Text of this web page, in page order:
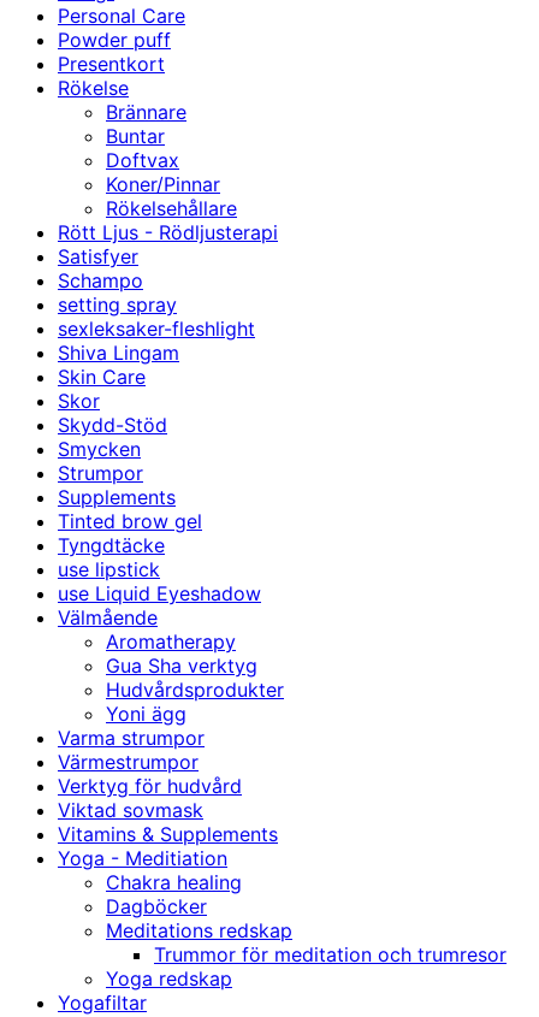
Personal Care
Powder puff
Presentkort
Rökelse
Brännare
Buntar
Doftvax
Koner/Pinnar
Rökelsehållare
Rött Ljus - Rödljusterapi
Satisfyer
Schampo
setting spray
sexleksaker-fleshlight
Shiva Lingam
Skin Care
Skor
Skydd-Stöd
Smycken
Strumpor
Supplements
Tinted brow gel
Tyngdtäcke
use lipstick
use Liquid Eyeshadow
Välmående
Aromatherapy
Gua Sha verktyg
Hudvårdsprodukter
Yoni ägg
Varma strumpor
Värmestrumpor
Verktyg för hudvård
Viktad sovmask
Vitamins & Supplements
Yoga - Meditiation
Chakra healing
Dagböcker
Meditations redskap
Trummor för meditation och trumresor
Yoga redskap
Yogafiltar